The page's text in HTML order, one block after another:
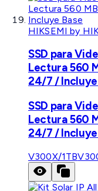
HIKSEMI by
SSD para
Lectura 560
24/7 / Incluye
SSD para
Lectura 560
24/7 / Incluye
V300X/1TB